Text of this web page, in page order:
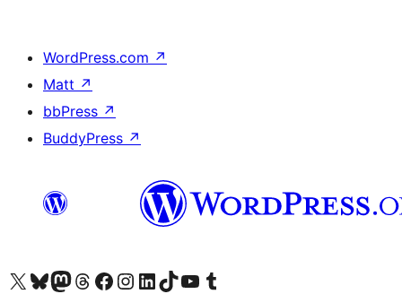
WordPress.com ↗
Matt ↗
bbPress ↗
BuddyPress ↗
Visiteu el nostre compte X (abans Twitter)
Visiteu el nostre compte de Bluesky
Visiteu el nostre compte al Mastodon
Visiteu el nostre compte de Threads
Visiteu la nostra pàgina al Facebook
Visiteu el nostre compte d'Instagram
Visiteu el nostre compte de LinkedIn
Visiteu el nostre compte de TikTok
Visiteu el nostre canal al YouTube
Visiteu el nostre compte de Tumblr